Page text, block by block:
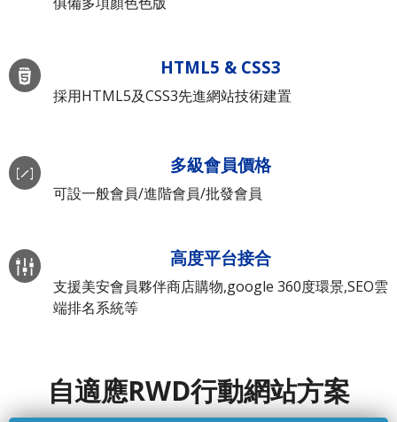
HTML5 & CSS3
採用HTML5及CSS3先進網站技術建置
多級會員價格
可設一般會員/進階會員/批發會員
高度平台接合
支援美安會員夥伴商店購物,google 360度環景,SEO雲
端排名系統等
自適應RWD行動網站方案